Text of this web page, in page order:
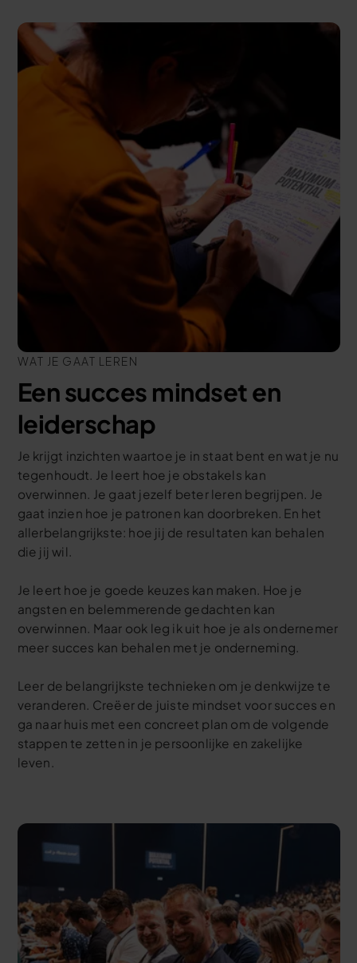
WAT JE GAAT LEREN
Een succes mindset en
leiderschap
Je krijgt inzichten waartoe je in staat bent en wat je nu
tegenhoudt. Je leert hoe je obstakels kan
overwinnen. Je gaat jezelf beter leren begrijpen. Je
gaat inzien hoe je patronen kan doorbreken. En het
allerbelangrijkste: hoe jij de resultaten kan behalen
die jij wil.
Je leert hoe je goede keuzes kan maken. Hoe je
angsten en belemmerende gedachten kan
overwinnen. Maar ook leg ik uit hoe je als ondernemer
meer succes kan behalen met je onderneming.
Leer de belangrijkste technieken om je denkwijze te
veranderen. Creëer de juiste mindset voor succes en
ga naar huis met een concreet plan om de volgende
stappen te zetten in je persoonlijke en zakelijke
leven.